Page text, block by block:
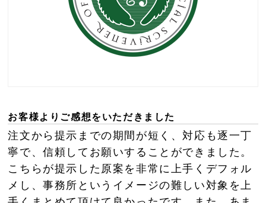
お客様よりご感想をいただきました
注文から提示までの期間が短く、対応も逐一丁
寧で、信頼してお願いすることができました。
こちらが提示した原案を非常に上手くデフォル
メし、事務所というイメージの難しい対象を上